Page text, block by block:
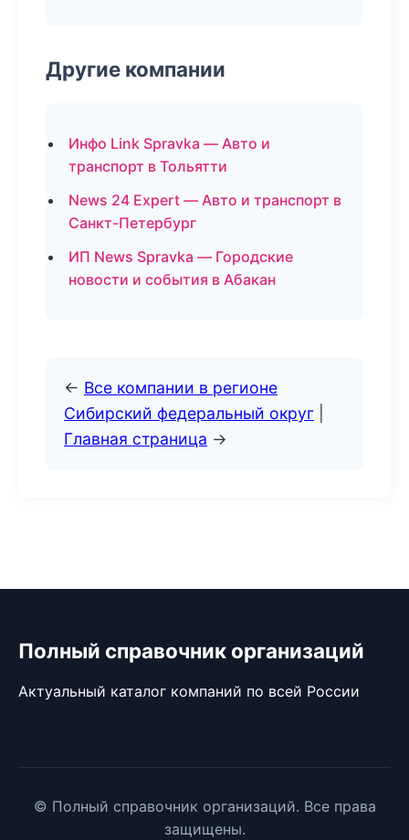
Другие компании
Инфо Link Spravka — Авто и
транспорт в Тольятти
News 24 Expert — Авто и транспорт в
Санкт-Петербург
ИП News Spravka — Городские
новости и события в Абакан
← Все компании в регионе
Сибирский федеральный округ
Главная страница →
Полный справочник организаций
Актуальный каталог компаний по всей России
© Полный справочник организаций. Все права
защищены.